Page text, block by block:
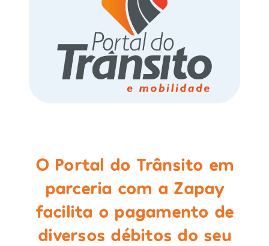
O Portal do Trânsito em
parceria com a Zapay
facilita o pagamento de
diversos débitos do seu